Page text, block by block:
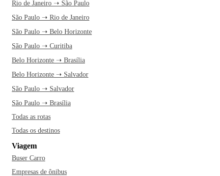
Rio de Janeiro ➝ São Paulo
São Paulo ➝ Rio de Janeiro
São Paulo ➝ Belo Horizonte
São Paulo ➝ Curitiba
Belo Horizonte ➝ Brasília
Belo Horizonte ➝ Salvador
São Paulo ➝ Salvador
São Paulo ➝ Brasília
Todas as rotas
Todas os destinos
Viagem
Buser Carro
Empresas de ônibus